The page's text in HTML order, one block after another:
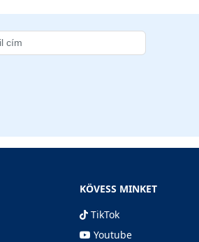
KÖVESS MINKET
TikTok
Youtube